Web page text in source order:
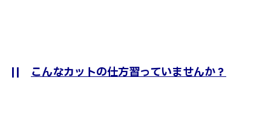
|| こんなカットの仕方習っていませんか？